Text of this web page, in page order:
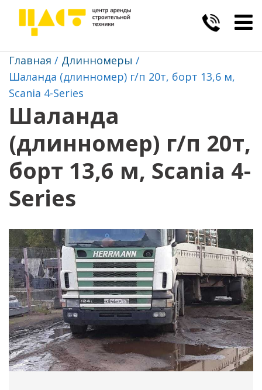
Главная
Длинномеры
Шаланда (длинномер) г/п 20т, борт 13,6 м,
Scania 4-Series
Шаланда
(длинномер) г/п 20т,
борт 13,6 м, Scania 4-
Series